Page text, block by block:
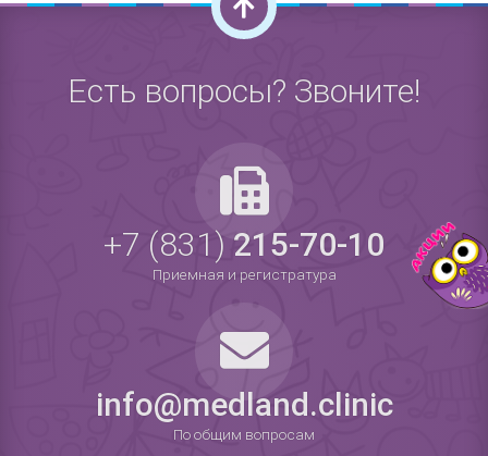
Есть вопросы? Звоните!
+7 (831)215-70-10
Приемная и регистратура
info@medland.clinic
По общим вопросам